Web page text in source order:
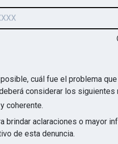
cuál fue el problema
considerar los siguientes
coherente.
brindar aclaraciones o mayor
irregularidades pertenecientes al motivo de esta denuncia.